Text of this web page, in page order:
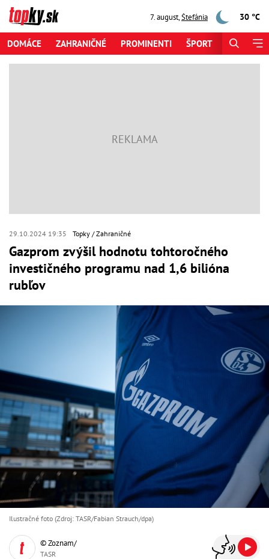
7. august,Štefánia 30 °C
DOMÁCE ZAHRANIČNÉ PROMINENTI ŠPORT
29.10.2024 19:35 Topky Zahraničné
Gazprom zvýšil hodnotu tohtoročného
investičného programu nad 1,6 bilióna
rubľov
Ilustračné foto (Zdroj: TASR/Fabian Strauch/dpa)
© Zoznam/
TASR